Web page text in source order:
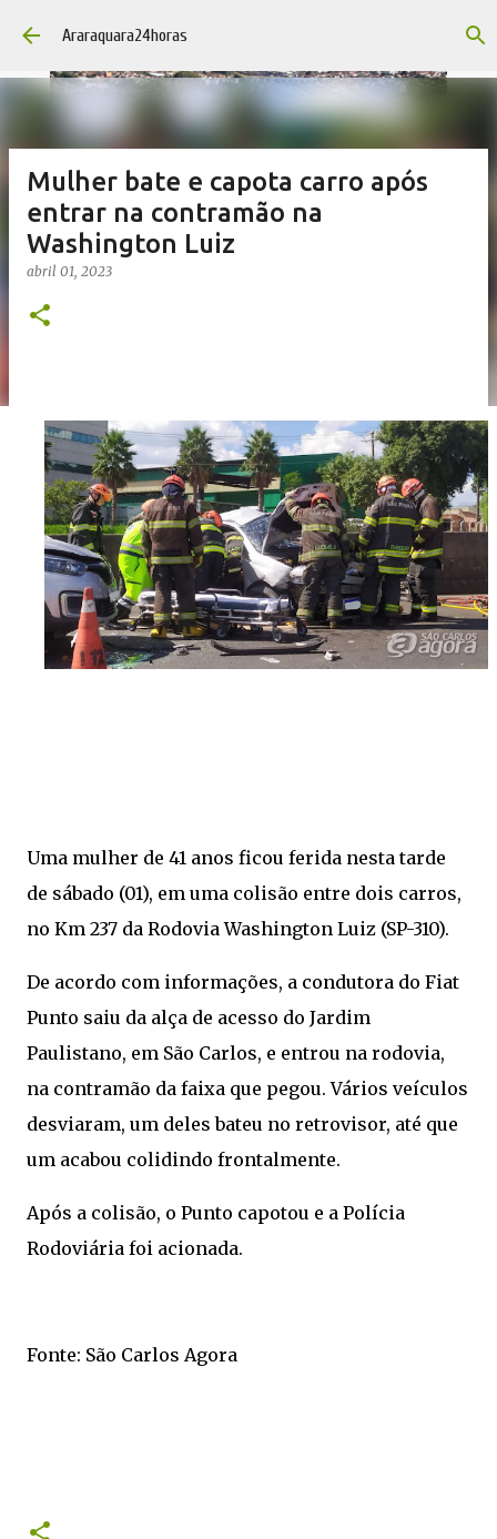
Pular para o conteúdo principal
Araraquara24horas
Mulher bate e capota carro após
entrar na contramão na
Washington Luiz
abril 01, 2023
Uma mulher de 41 anos ficou ferida nesta tarde
de sábado (01), em uma colisão entre dois carros,
no Km 237 da Rodovia Washington Luiz (SP-310).
De acordo com informações, a condutora do Fiat
Punto saiu da alça de acesso do Jardim
Paulistano, em São Carlos, e entrou na rodovia,
na contramão da faixa que pegou. Vários veículos
desviaram, um deles bateu no retrovisor, até que
um acabou colidindo frontalmente.
Após a colisão, o Punto capotou e a Polícia
Rodoviária foi acionada.
Fonte: São Carlos Agora